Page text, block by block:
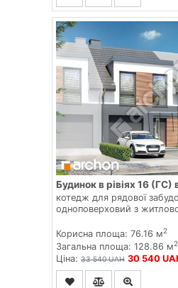
Будинок в рівіях 16 (ГС)
котедж для рядової
одноповерховий з
Корисна площа: 76.16 м2
Загальна площа: 128.86 м2
Ціна: 33 540 UAH 30 540